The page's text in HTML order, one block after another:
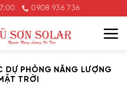
0908 936 736
DỰ PHÒNG NĂNG LƯỢNG
TRỜI